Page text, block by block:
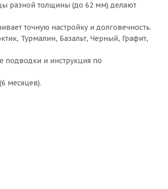
разной толщины (до 62 мм) делают
точную настройку и долговечность.
Турмалин, Базальт, Черный, Графит,
подводки и инструкция по
месяцев).